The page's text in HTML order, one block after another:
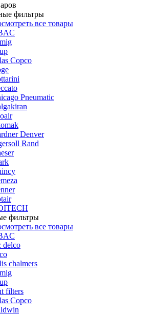
фильтры
все товары
Copco
Pneumatic
Denver
Rand
фильтры
все товары
delco
chalmers
filters
Copco